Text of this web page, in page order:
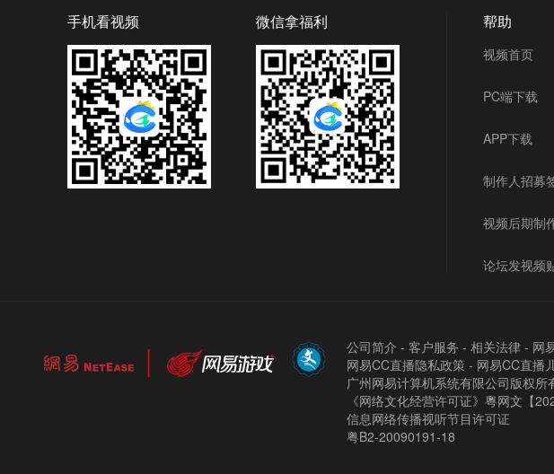
手机看视频 微信拿福利 帮助
视频首页
PC端下载
APP下载
制作人招募
视频后期制
论坛发视频
公司简介 - 客户服务 - 相关法律 - 网
网易CC直播隐私政策 - 网易CC直播
广州网易计算机系统有限公司版权
《网络文化经营许可证》粵网文【
信息网络传播视听节目许可证
粤B2-20090191-18